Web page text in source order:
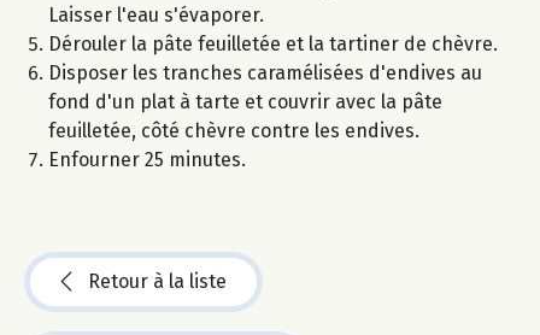
Laisser l'eau s'évaporer.
Dérouler la pâte feuilletée et la tartiner de chèvre.
Disposer les tranches caramélisées d'endives au
fond d'un plat à tarte et couvrir avec la pâte
feuilletée, côté chèvre contre les endives.
Enfourner 25 minutes.
Retour à la liste